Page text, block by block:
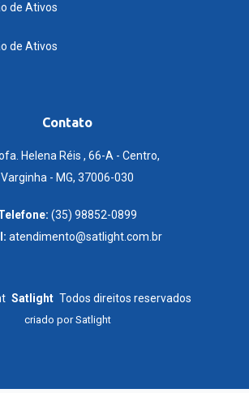
de Ativos
de Ativos
Contato
Helena Réis , 66-A - Centro,
Varginha - MG, 37006-030
(35) 98852-0899
atendimento@satlight.com.br
Satlight Todos direitos reservados
criado porSatlight